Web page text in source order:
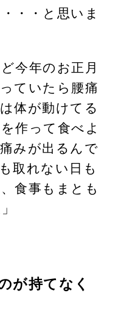
・・と思いま
今年のお正月
ていたら腰痛
体が動けてる
作って食べよ
みが出るんで
取れない日も
食事もまとも
」
が持てなく